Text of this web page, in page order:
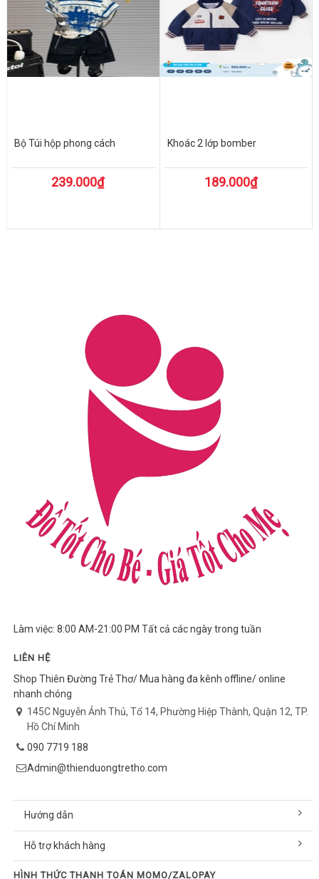
Bộ Túi hộp phong cách
239.000₫
Khoác 2 lớp bomber
189.000₫
Làm việc: 8:00 AM-21:00 PM Tất cả các ngày trong tuần
LIÊN HỆ
Shop Thiên Đường Trẻ Thơ/ Mua hàng đa kênh offline/ online
nhanh chóng
145C Nguyễn Ảnh Thủ, Tổ 14, Phường Hiệp Thành, Quận 12, TP.
Hồ Chí Minh
090 7719 188
Admin@thienduongtretho.com
Hướng dẫn
Hỗ trợ khách hàng
HÌNH THỨC THANH TOÁN MOMO/ZALOPAY